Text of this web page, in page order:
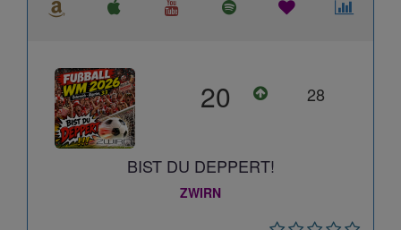
20 28
BIST DU DEPPERT!
ZWIRN